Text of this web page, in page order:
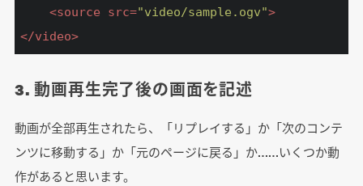
<source src="video/sample.ogv">
</video>
3. 動画再生完了後の画面を記述
動画が全部再生されたら、「リプレイする」か「次のコンテ
ンツに移動する」か「元のページに戻る」か……いくつか動
作があると思います。